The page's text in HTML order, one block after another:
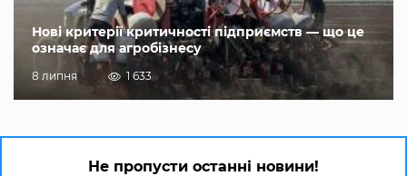
Нові критерії критичності підприємств — що це
означає для агробізнесу
8 липня 1 633
Не пропусти останні новини!